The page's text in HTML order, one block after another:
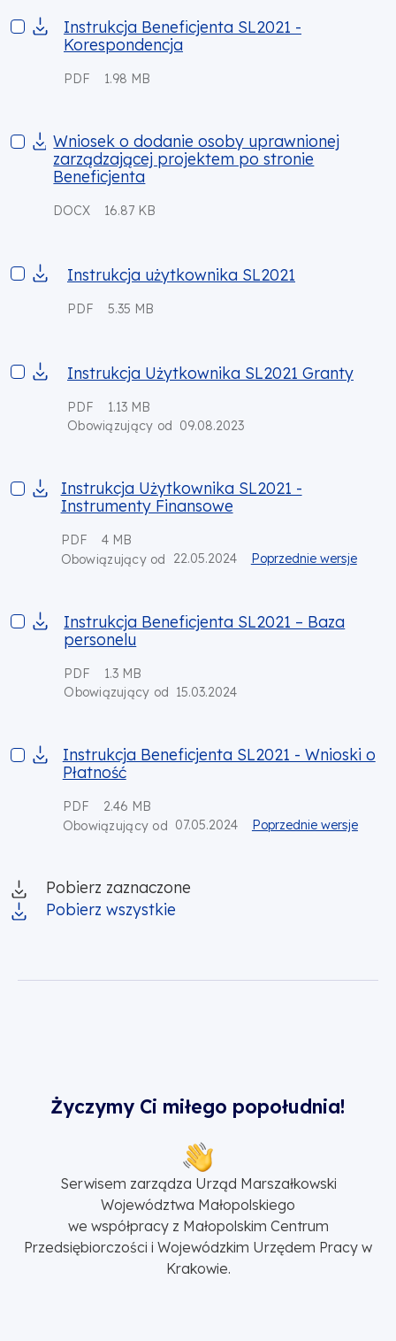
Instrukcja Beneficjenta SL2021 - Korespondencja
Instrukcja Beneficjenta SL2021 -
Korespondencja
PDF 1.98 MB
Wniosek o dodanie osoby uprawnionej zarządzającej
Wniosek o dodanie osoby uprawnionej
zarządzającej projektem po stronie
Beneficjenta
DOCX 16.87 KB
Instrukcja użytkownika SL2021
Instrukcja użytkownika SL2021
PDF 5.35 MB
Instrukcja Użytkownika SL2021 Granty
Instrukcja Użytkownika SL2021 Granty
PDF
1.13 MB
Obowiązujący od 09.08.2023
Instrukcja Użytkownika SL2021 - Instrumenty Finansowe
Instrukcja Użytkownika SL2021 -
Instrumenty Finansowe
PDF
4 MB
Obowiązujący od
22.05.2024 Poprzednie wersje
Instrukcja Beneficjenta SL2021 – Baza personelu
Instrukcja Beneficjenta SL2021 – Baza
personelu
PDF
1.3 MB
Obowiązujący od 15.03.2024
Instrukcja Beneficjenta SL2021 - Wnioski o Płatność
Instrukcja Beneficjenta SL2021 - Wnioski o
Płatność
PDF
2.46 MB
Obowiązujący od 07.05.2024 Poprzednie wersje
Pobierz zaznaczone
Pobierz wszystkie
Życzymy Ci miłego popołudnia!
Serwisem zarządza Urząd Marszałkowski
Województwa Małopolskiego
we współpracy z Małopolskim Centrum
Przedsiębiorczości i Wojewódzkim Urzędem Pracy w
Krakowie.